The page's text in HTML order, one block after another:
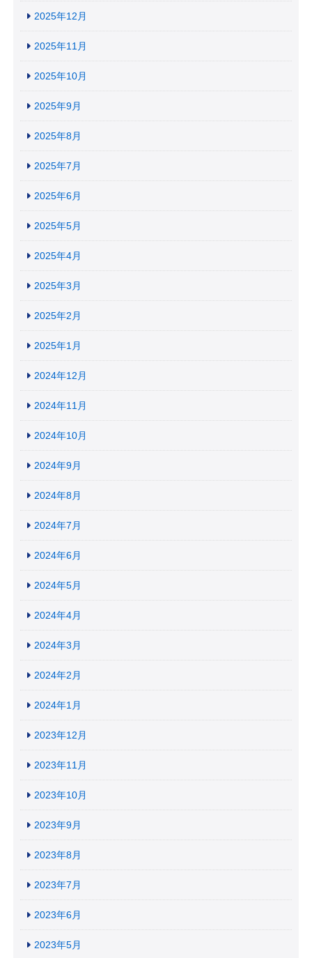
2025年12月
2025年11月
2025年10月
2025年9月
2025年8月
2025年7月
2025年6月
2025年5月
2025年4月
2025年3月
2025年2月
2025年1月
2024年12月
2024年11月
2024年10月
2024年9月
2024年8月
2024年7月
2024年6月
2024年5月
2024年4月
2024年3月
2024年2月
2024年1月
2023年12月
2023年11月
2023年10月
2023年9月
2023年8月
2023年7月
2023年6月
2023年5月